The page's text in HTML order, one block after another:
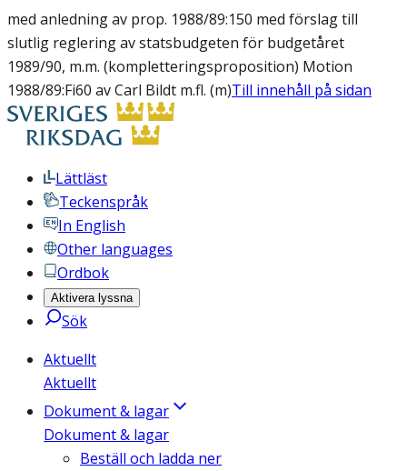
med anledning av prop. 1988/89:150 med förslag till
slutlig reglering av statsbudgeten för budgetåret
1989/90, m.m. (kompletteringsproposition) Motion
1988/89:Fi60 av Carl Bildt m.fl. (m)Till innehåll på sidan
Lättläst
Teckenspråk
In English
Other languages
Ordbok
Aktivera lyssna
Sök
Aktuellt
Aktuellt
Dokument & lagar
Dokument & lagar
Beställ och ladda ner